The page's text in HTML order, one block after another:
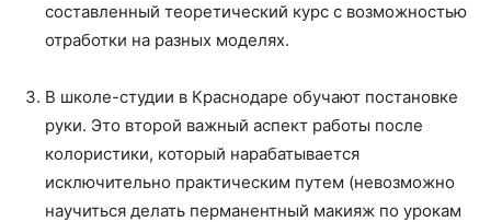
составленный теоретический курс с возможностью
отработки на разных моделях.
В школе-студии в Краснодаре обучают постановке
руки. Это второй важный аспект работы после
колористики, который нарабатывается
исключительно практическим путем (невозможно
научиться делать перманентный макияж по урокам